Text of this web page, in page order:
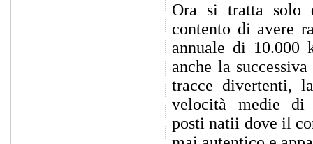
Ora si tratta solo
contento di avere
annuale di 10.000
anche la
tracce divertenti,
velocità medie di
posti natii dove il